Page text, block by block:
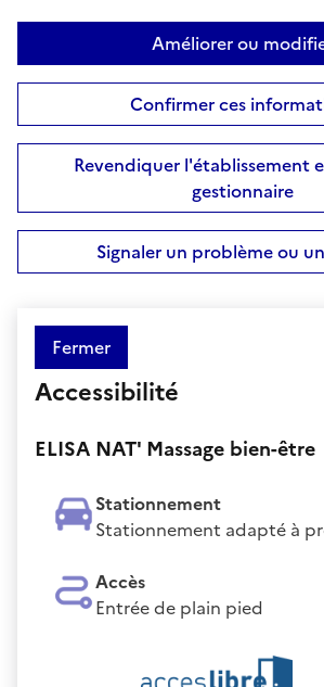
Améliorer ou
Confirmer ces
Revendiquer l'établissement
gestionnaire
Signaler un problème ou
Fermer
Accessibilité
ELISA NAT' Massage bien-être
Stationnement
Stationnement adapté à
Accès
Entrée de plain pied